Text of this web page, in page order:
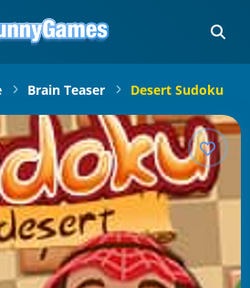
Brain Teaser Desert Sudoku